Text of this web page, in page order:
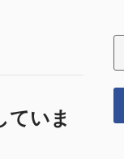
ていま